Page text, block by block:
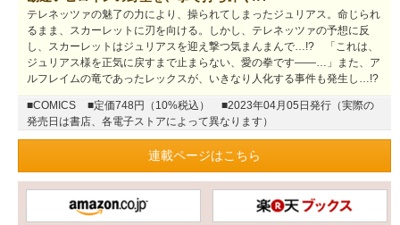
テレネッツァの魅了の力により、操られてしまったジュリアス。命じられ
るまま、スカーレットに刃を向ける。しかし、テレネッツァの予想に反
し、スカーレットはジュリアスを迎え撃つ気まんまんで…!? 「これは、
ジュリアス様を正気に戻すまで止まらない、愛の拳です――…」また、ア
ルフレイムの竜であったレックスが、いきなり人化する事件も発生し…!?
■COMICS ■定価748円（10%税込）
■2023年04月05日発行（実際の
発売日は書店、各電子ストアによって異なります）
連載ページはこちら